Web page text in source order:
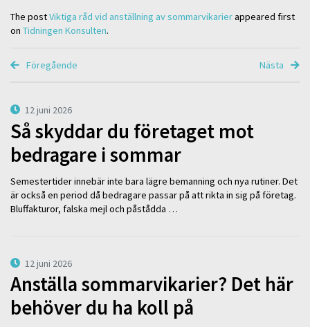
The postViktiga råd vid anställning av sommarvikarierappeared first
on Tidningen Konsulten.
Föregående Nästa
12 juni 2026
Så skyddar du företaget mot
bedragare i sommar
Semestertider innebär inte bara lägre bemanning och nya rutiner. Det
är också en period då bedragare passar på att rikta in sig på företag.
Bluffakturor, falska mejl och påstådda …
12 juni 2026
Anställa sommarvikarier? Det här
behöver du ha koll på